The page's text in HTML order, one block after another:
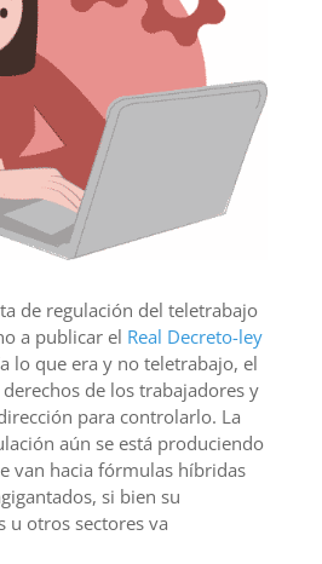
de regulación del teletrabajo
a publicar el Real Decreto-ley
lo que era y no teletrabajo, el
de los trabajadores y
para controlarlo. La
aún se está produciendo
van hacia fórmulas híbridas
si bien su
u otros sectores va